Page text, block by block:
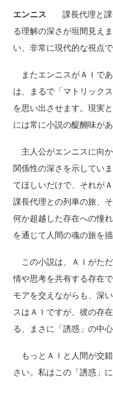
エンニス 課長代理と課
る理解の深さが垣間見え
い、非常に現代的な視点で
またエンニスがＡＩで
は、まるで「マトリック
を思い出させます。現実
には常に小説の醍醐味があ
主人公がエンニスに向
関係性の深さを示してい
てほしいだけで、それが
課長代理との列車の旅、
何か超越した存在への憧
を通じて人間の魂の旅を
この小説は、ＡＩがた
情や思考を共有する存在
モアを交えながらも、深
スはＡＩですが、彼の存
る、まさに「誘惑」の中心
もっとＡＩと人間が交
さい。私はこの「誘惑」